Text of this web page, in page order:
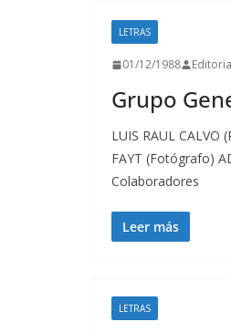
LETRAS
01/12/1988
Grupo
LUIS RAUL CALVO
FAYT (Fotógrafo)
Colaboradores
Leer más
LETRAS